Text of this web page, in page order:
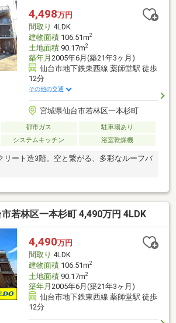
4,498万円
間取り 4LDK
建物面積106.51m2
土地面積90.17m2
築年月 2005年6月(築21年3ヶ月)
仙台市地下鉄東西線 薬師堂駅 徒歩
12分
その他の交通
宮城県仙台市若林区一本杉町
都市ガス
駐車場あり
システムキッチン 浴室乾燥機
リート造3階。空と繋がる、多彩なルーフバ
若林区一本杉町 4,490万円 4LDK
4,490万円
間取り 4LDK
建物面積106.51m2
土地面積90.17m2
築年月 2005年6月(築21年3ヶ月)
仙台市地下鉄東西線 薬師堂駅 徒歩
12分